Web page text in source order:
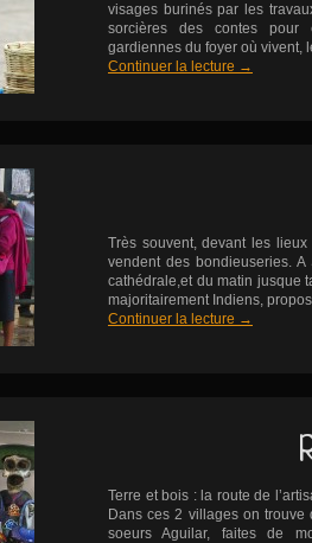
visages burinés par les
sorcières des contes
gardiennes du foyer où vivent,
Continuer la lecture →
Très souvent, devant les
vendent des bondieuseries.
cathédrale,et du matin jusque
majoritairement Indiens,
Continuer la lecture →
Terre et bois : la route de
Dans ces 2 villages on
soeurs Aguilar, faites de